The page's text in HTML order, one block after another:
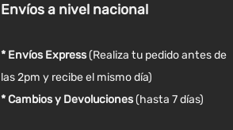
Envíosa nivel nacional
* Envíos Express(Realiza tu pedido antes de
las 2pm y recibe el mismo día)
* Cambios y Devoluciones (hasta 7 días)